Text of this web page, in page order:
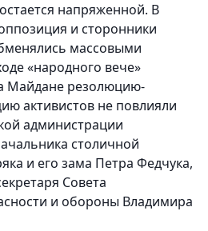
напряженной. В
и сторонники
массовыми
«народного вече»
Майдане резолюцию-
активистов не повлияли
администрации
столичной
и его зама Петра Федчука,
Совета
и обороны Владимира